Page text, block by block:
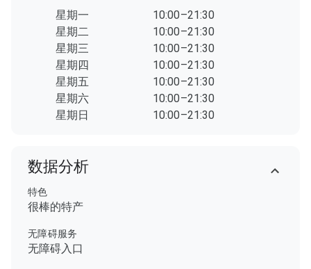
星期一
10:00–21:30
星期二
10:00–21:30
星期三
10:00–21:30
星期四
10:00–21:30
星期五
10:00–21:30
星期六
10:00–21:30
星期日
10:00–21:30
数据分析
特色
很棒的特产
无障碍服务
无障碍入口